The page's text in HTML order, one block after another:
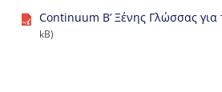
Continuum Β’ Ξένης Γλώσσας για
kB)